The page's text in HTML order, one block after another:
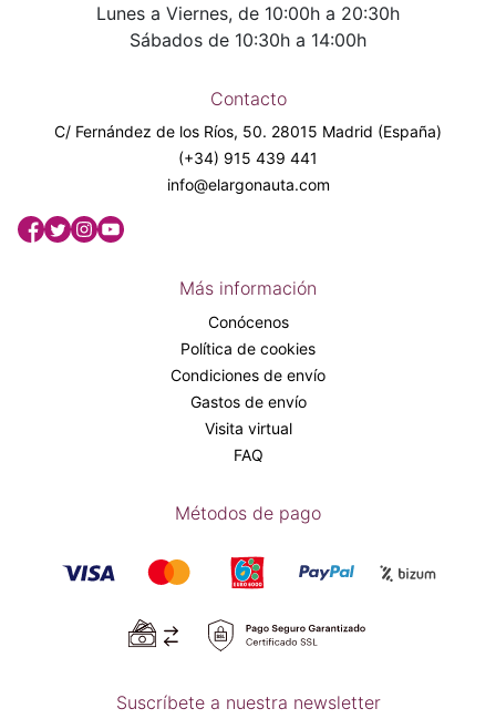
Lunes a Viernes, de 10:00h a 20:30h
Sábados de 10:30h a 14:00h
Contacto
C/ Fernández de los Ríos, 50. 28015 Madrid (España)
(+34) 915 439 441
info@elargonauta.com
Más información
Conócenos
Política de cookies
Condiciones de envío
Gastos de envío
Visita virtual
FAQ
Métodos de pago
Suscríbete a nuestra newsletter